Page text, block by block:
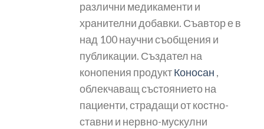
различни медикаменти и
хранителни добавки. Съавтор е в
над 100 научни съобщения и
публикации. Създател на
конопения продуктКоносан ,
облекчаващ състоянието на
пациенти, страдащи от костно-
ставни и нервно-мускулни